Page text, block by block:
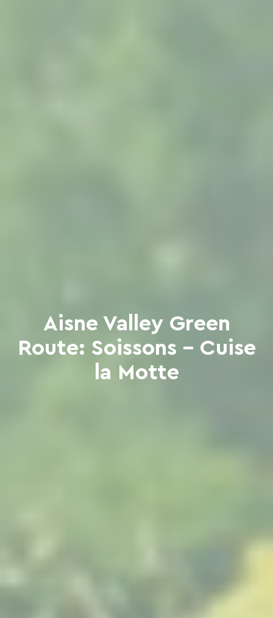
Aisne Valley Green
Route: Soissons - Cuise
la Motte